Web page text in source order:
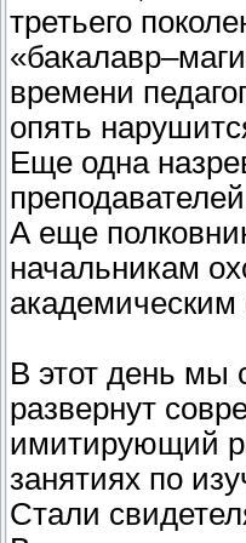
третьего
времени
опять
Еще одна
А еще
начальникам
В этот день мы
развернут
имитирующий
занятиях по
Стали